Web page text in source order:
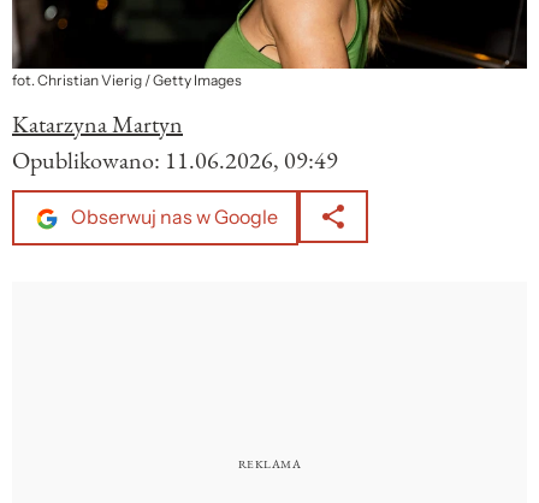
fot. Christian Vierig / Getty Images
Katarzyna Martyn
Opublikowano: 11.06.2026, 09:49
Obserwuj nas w Google